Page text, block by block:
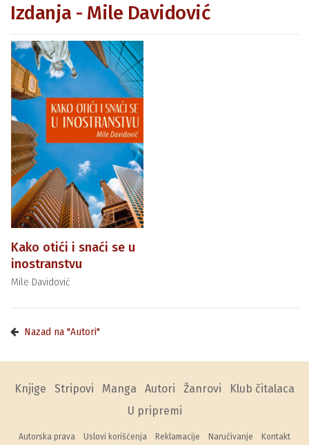
Izdanja - Mile Davidović
Kako otići i snaći se u
inostranstvu
Mile Davidović
Nazad na "Autori"
Knjige Stripovi Manga Autori Žanrovi
Klub čitalaca
U pripremi
Autorska prava Uslovi korišćenja Reklamacije Naručivanje Kontakt